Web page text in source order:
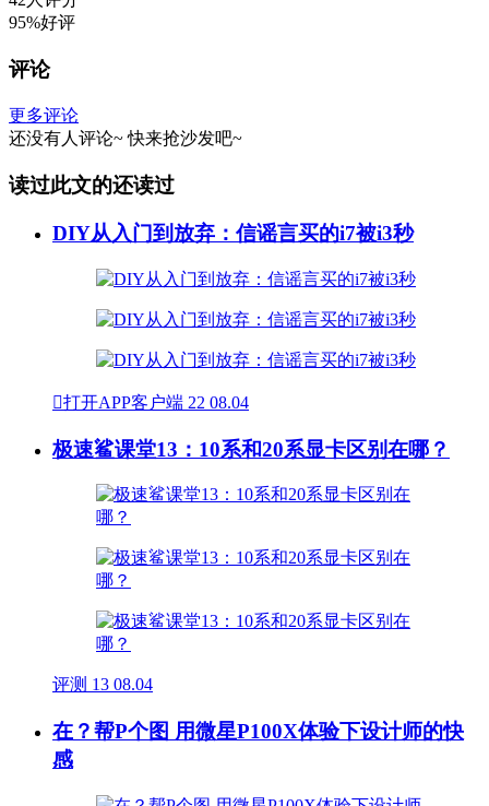
95%好评
评论
更多评论
还没有人评论~ 快来抢沙发吧~
读过此文的还读过
DIY从入门到放弃：信谣言买的i7被i3秒
打开APP客户端 22 08.04
极速鲨课堂13：10系和20系显卡区别在哪？
评测 13 08.04
在？帮P个图 用微星P100X体验下设计师的快
感